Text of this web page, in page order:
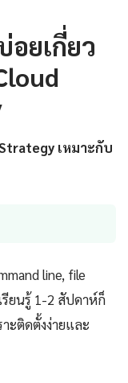
อยเกี่ยว
เหมาะกับ
line, file
รียนรู้ 1-2 สัปดาห์ก็
ะติดตั้งง่ายและ